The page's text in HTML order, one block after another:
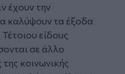
έχουν την
καλύψουν τα έξοδα
είδους
σε άλλο
κοινωνικής